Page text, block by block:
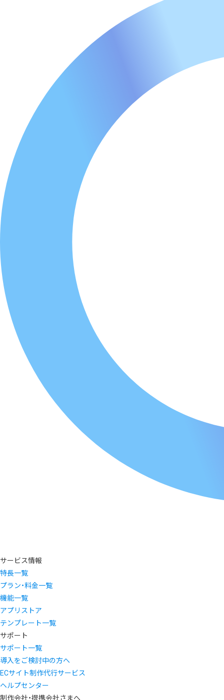
サービス情報
特長一覧
プラン・料金一覧
機能一覧
アプリストア
テンプレート一覧
サポート
サポート一覧
導入をご検討中の方へ
ECサイト制作代行サービス
ヘルプセンター
制作会社・提携会社さまへ